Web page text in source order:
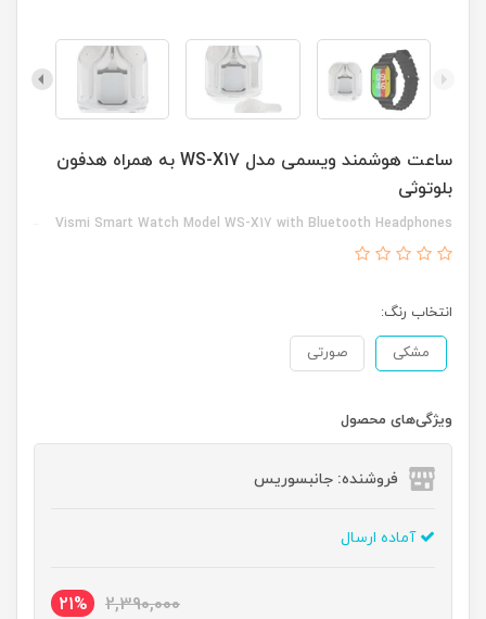
ساعت هوشمند ویسمی مدل WS-X17 به همراه هدفون
بلوتوثی
Vismi Smart Watch Model WS-X17 with Bluetooth Headphones
انتخاب رنگ:
مشکی صورتی
ویژگی‌های محصول
فروشنده: جانبسوریس
آماده ارسال
2,390,000
21%